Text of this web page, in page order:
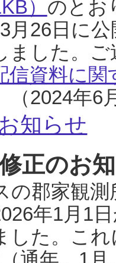
） のとお
月26日に
ました。
信資料に関
（2024年6
知らせ
正のお
の郡家観
年1月1
した。こ